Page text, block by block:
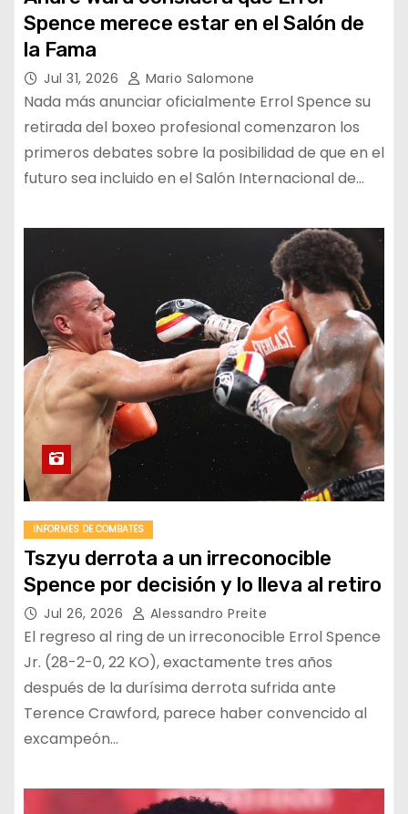
Spence merece estar en el Salón de
la Fama
Jul 31, 2026 Mario Salomone
Nada más anunciar oficialmente Errol Spence su
retirada del boxeo profesional comenzaron los
primeros debates sobre la posibilidad de que en el
futuro sea incluido en el Salón Internacional de…
INFORMES DE COMBATES
Tszyu derrota a un irreconocible
Spence por decisión y lo lleva al retiro
Jul 26, 2026 Alessandro Preite
El regreso al ring de un irreconocible Errol Spence
Jr. (28-2-0, 22 KO), exactamente tres años
después de la durísima derrota sufrida ante
Terence Crawford, parece haber convencido al
excampeón…